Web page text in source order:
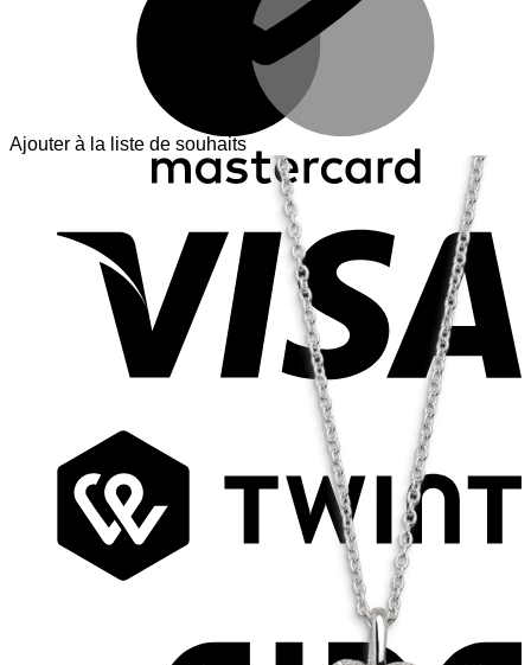
Ajouter à la liste de souhaits